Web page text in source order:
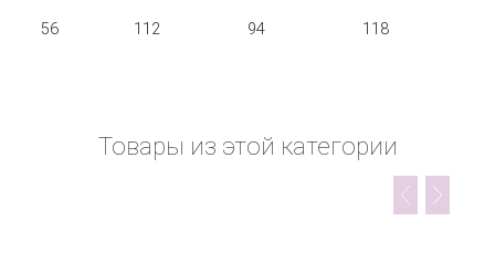
56 112 94 118
Товары из этой категории